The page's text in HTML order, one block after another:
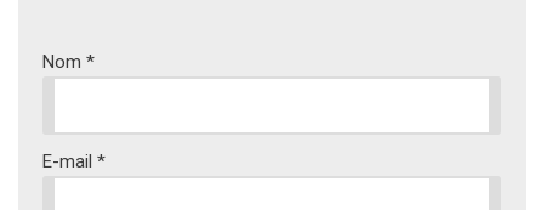
Nom *
E-mail *